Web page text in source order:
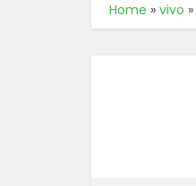
Home » vivo »